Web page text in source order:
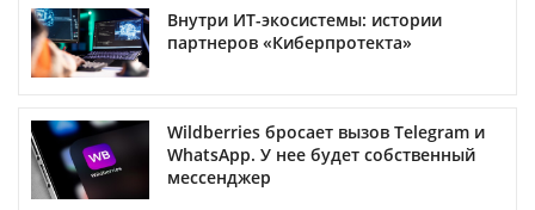
Внутри ИТ-экосистемы: истории
партнеров «Киберпротекта»
Wildberries бросает вызов Telegram и
WhatsApp. У нее будет собственный
мессенджер